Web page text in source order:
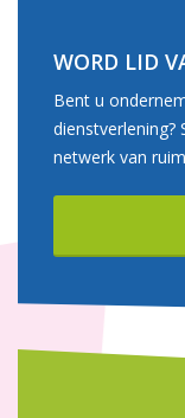
WORD LID
Bent u
dienstverlening?
netwerk van